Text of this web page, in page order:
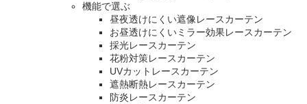
機能で選ぶ
昼夜透けにくい遮像レースカーテン
お昼透けにくいミラー効果レースカーテン
採光レースカーテン
花粉対策レースカーテン
UVカットレースカーテン
遮熱断熱レースカーテン
防炎レースカーテン